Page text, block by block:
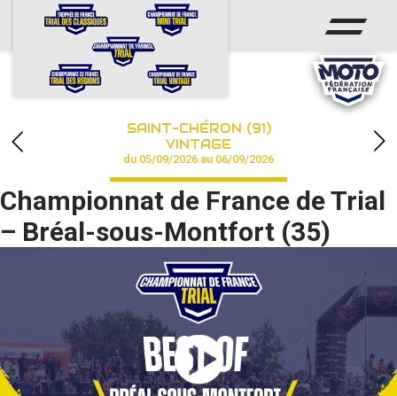
ACCUEIL
CALENDRIER
CHAMPIONNAT
RÉSULTATS
PHOTOS / VIDÉOS
SAINT-CHÉRON (91)
VINTAGE
du 05/09/2026 au 06/09/2026
Championnat de France de Trial
– Bréal-sous-Montfort (35)